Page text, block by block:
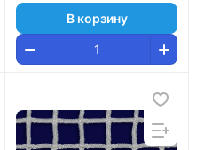
В корзину